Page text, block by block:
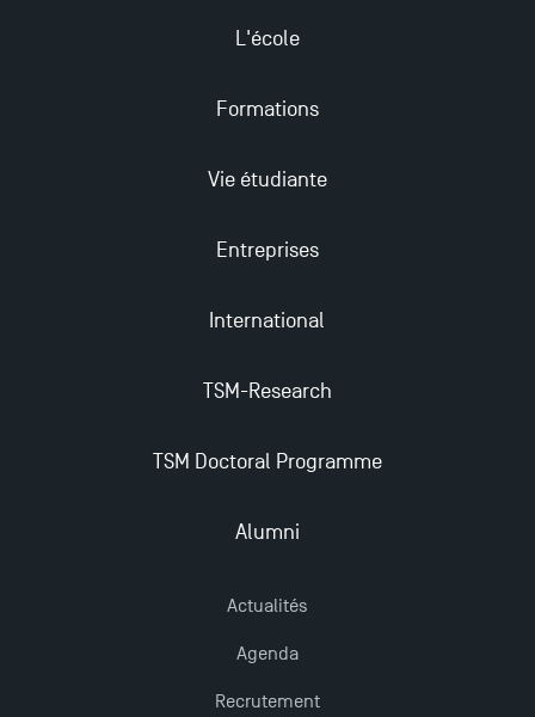
L'école
Formations
Vie étudiante
Entreprises
International
TSM-Research
TSM Doctoral Programme
Alumni
Actualités
Agenda
Recrutement